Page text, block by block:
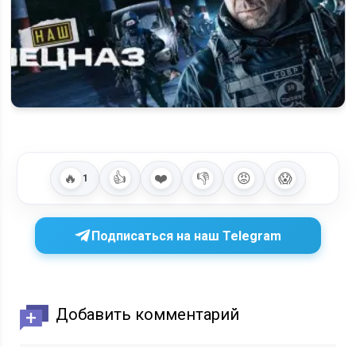
🔥 1 👍 ❤️ 👎 😡 😱
Подписаться на наш Telegram
Добавить комментарий